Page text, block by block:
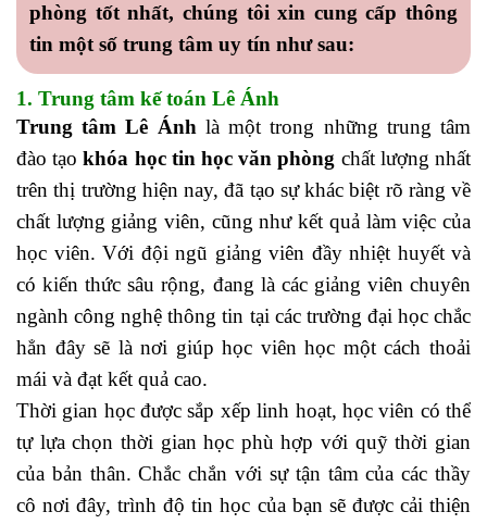
phòng tốt nhất, chúng tôi xin cung cấp thông
tin một số trung tâm uy tín như sau:
1. Trung tâm kế toán Lê Ánh
Trung tâm Lê Ánh là một trong những trung tâm
đào tạokhóa học tin học văn phòng chất lượng nhất
trên thị trường hiện nay, đã tạo sự khác biệt rõ ràng về
chất lượng giảng viên, cũng như kết quả làm việc của
học viên. Với đội ngũ giảng viên đầy nhiệt huyết và
có kiến thức sâu rộng, đang là các giảng viên chuyên
ngành công nghệ thông tin tại các trường đại học chắc
hẳn đây sẽ là nơi giúp học viên học một cách thoải
mái và đạt kết quả cao.
Thời gian học được sắp xếp linh hoạt, học viên có thể
tự lựa chọn thời gian học phù hợp với quỹ thời gian
của bản thân. Chắc chắn với sự tận tâm của các thầy
cô nơi đây, trình độ tin học của bạn sẽ được cải thiện